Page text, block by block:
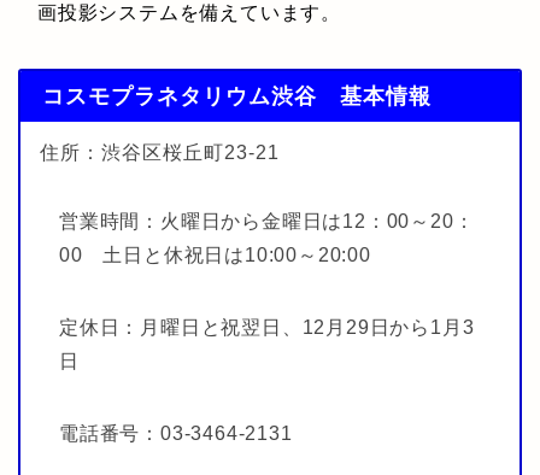
画投影システムを備えています。
コスモプラネタリウム渋谷 基本情報
住所：渋谷区桜丘町23-21
営業時間：火曜日から金曜日は12：00～20：
00 土日と休祝日は10:00～20:00
定休日：月曜日と祝翌日、12月29日から1月3
日
電話番号：03-3464-2131